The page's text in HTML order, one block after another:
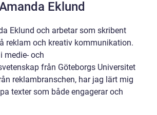
Eklund
Eklund och arbetar som skribent
reklam och kreativ kommunikation.
medie- och
från Göteborgs Universitet
reklambranschen, har jag lärt mig
texter som både engagerar och